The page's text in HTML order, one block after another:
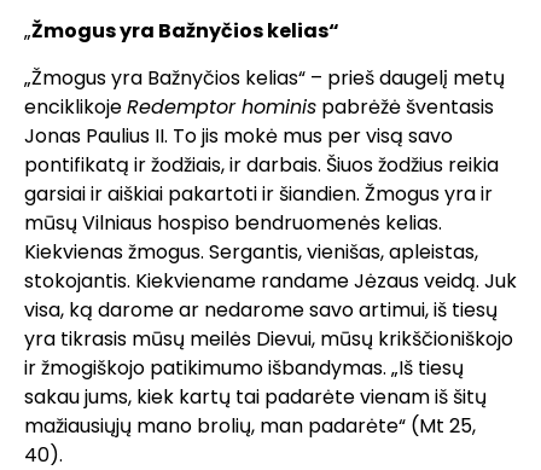
„Žmogus yra Bažnyčios kelias“
„Žmogus yra Bažnyčios kelias“ – prieš daugelį metų
enciklikojeRedemptor hominis pabrėžė šventasis
Jonas Paulius II. To jis mokė mus per visą savo
pontifikatą ir žodžiais, ir darbais. Šiuos žodžius reikia
garsiai ir aiškiai pakartoti ir šiandien. Žmogus yra ir
mūsų Vilniaus hospiso bendruomenės kelias.
Kiekvienas žmogus. Sergantis, vienišas, apleistas,
stokojantis. Kiekviename randame Jėzaus veidą. Juk
visa, ką darome ar nedarome savo artimui, iš tiesų
yra tikrasis mūsų meilės Dievui, mūsų krikščioniškojo
ir žmogiškojo patikimumo išbandymas. „Iš tiesų
sakau jums, kiek kartų tai padarėte vienam iš šitų
mažiausiųjų mano brolių, man padarėte“ (Mt 25,
40).